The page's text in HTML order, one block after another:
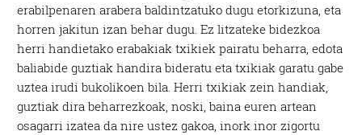
erabilpenaren arabera baldintzatuko dugu etorkizuna, eta
horren jakitun izan behar dugu. Ez litzateke bidezkoa
herri handietako erabakiak txikiek pairatu beharra, edota
baliabide guztiak handira bideratu eta txikiak garatu gabe
uztea irudi bukolikoen bila. Herri txikiak zein handiak,
guztiak dira beharrezkoak, noski, baina euren artean
osagarri izatea da nire ustez gakoa, inork inor zigortu